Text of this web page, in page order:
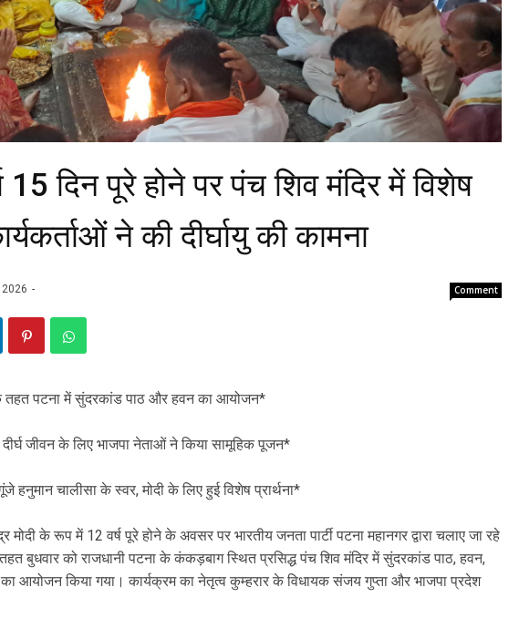
15 दिन पूरे होने पर पंच शिव मंदिर में विशेष
ने की दीर्घायु की कामना
2026 Comment
तहत पटना में सुंदरकांड पाठ और हवन का आयोजन*
जीवन के लिए भाजपा नेताओं ने किया सामूहिक पूजन*
चालीसा के स्वर, मोदी के लिए हुई विशेष प्रार्थना*
मोदी के रूप में 12 वर्ष पूरे होने के अवसर पर भारतीय जनता पार्टी पटना महानगर द्वारा चलाए जा रहे
बुधवार को राजधानी पटना के कंकड़बाग स्थित प्रसिद्ध पंच शिव मंदिर में सुंदरकांड पाठ, हवन,
का आयोजन किया गया। कार्यक्रम का नेतृत्व कुम्हरार के विधायक संजय गुप्ता और भाजपा प्रदेश